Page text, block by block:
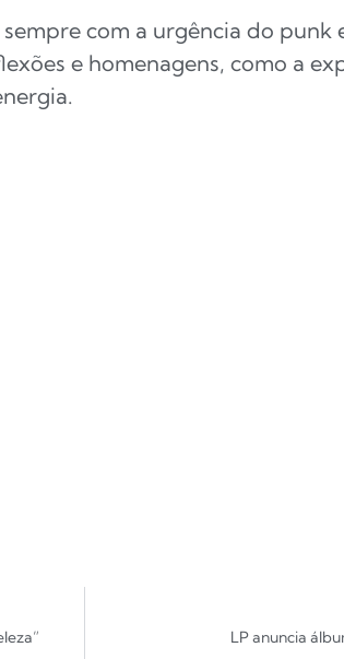
com a urgência do punk
e homenagens, como a
LP anuncia